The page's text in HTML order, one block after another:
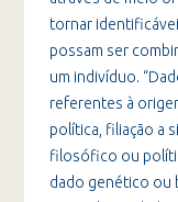
tornar
possam ser
um indivíduo.
referentes à
política, filiação a
filosófico ou
dado genético ou